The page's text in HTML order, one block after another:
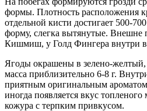
формы. Плотность расположения
отдельной кисти достигает 500-
форму, слегка вытянутые.
Кишмиш, у Голд Фингера внутри
Ягоды окрашены в зелено-желтый,
масса приблизительно 6-8 г.
приятным оригинальным
иногда появляется вкус
кожура с терпким привкусом.